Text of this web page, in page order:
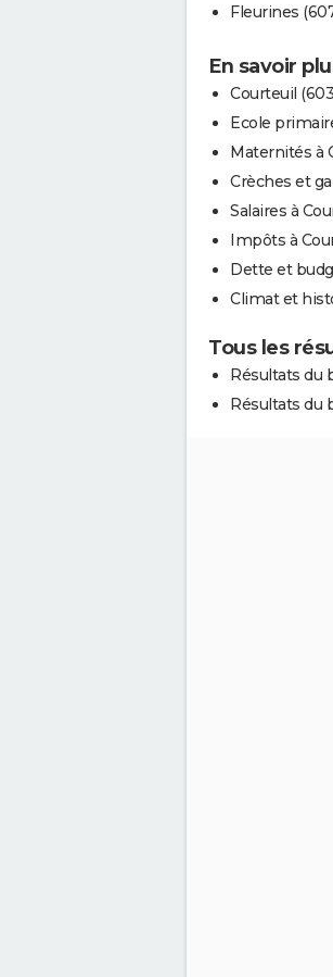
Fleurines
En savoir
Courteuil
Ecole
Maternités à
Crèches et
Salaires à
Impôts à
Dette et
Climat et
Tous les
Résultats du
Résultats du